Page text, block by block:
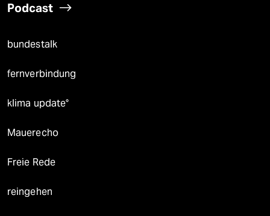
Podcast
bundestalk
fernverbindung
klima update°
Mauerecho
Freie Rede
reingehen